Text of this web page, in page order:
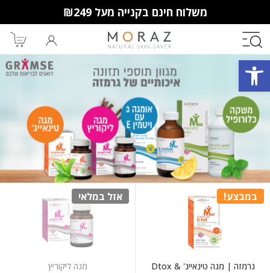
פתח סרגל נגישות
משלוח חינם בקנייה מעל ₪249
חברי מועדון מורז נהנים יותר!
10% הנחה לקנייה ראשונה
מבצעים שווים
וצבירת נקודות למימוש בקניות
הבאות.
במבצע!
גרמזה | מגה טינאייג' & Dtox
אזל במלאי
מגה ליקוריץ